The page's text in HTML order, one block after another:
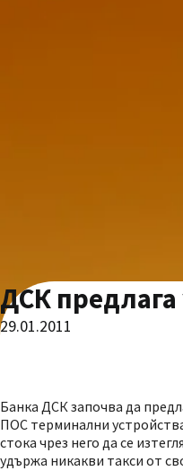
ДСК предлага
29.01.2011
Банка ДСК започва да
ПОС терминални
стока чрез него да се
удържа никакви такси от